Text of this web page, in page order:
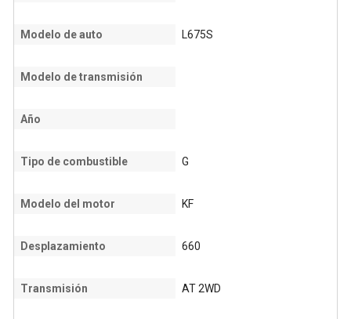
Modelo de auto L675S
Modelo de transmisión
Año
Tipo de combustible G
Modelo del motor KF
Desplazamiento 660
Transmisión AT 2WD